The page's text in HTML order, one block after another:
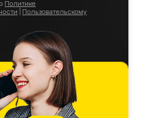
Политике
Пользовательскому